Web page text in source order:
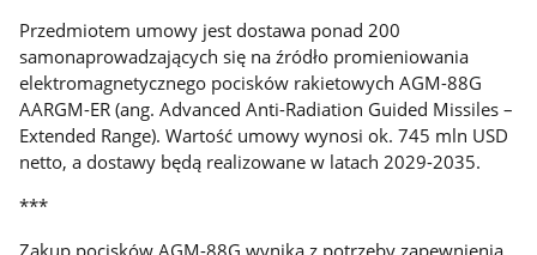
Przedmiotem umowy jest dostawa ponad 200
samonaprowadzających się na źródło promieniowania
elektromagnetycznego pocisków rakietowych AGM-88G
AARGM-ER (ang. Advanced Anti-Radiation Guided Missiles –
Extended Range). Wartość umowy wynosi ok. 745 mln USD
netto, a dostawy będą realizowane w latach 2029-2035.
***
Zakup pocisków AGM-88G wynika z potrzeby zapewnienia